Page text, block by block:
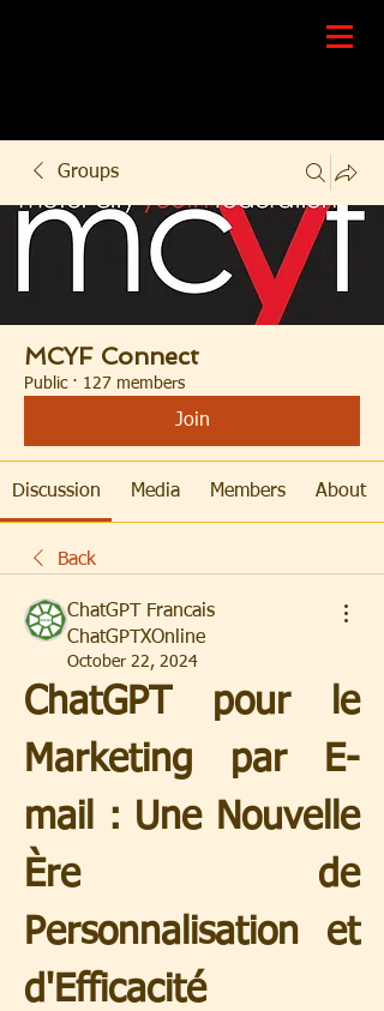
Groups
MCYF Connect
Public · 127 members
Join
Discussion Media Members About
Back
ChatGPT Francais
ChatGPTXOnline
October 22, 2024
ChatGPT pour le
Marketing par E-
mail : Une Nouvelle
Ère de
Personnalisation et
d'Efficacité